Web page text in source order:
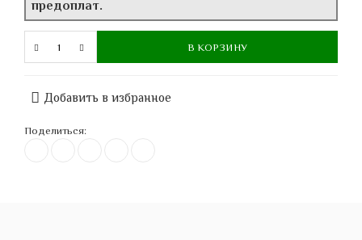
предоплат.
В КОРЗИНУ
Добавить в избранное
Поделиться: